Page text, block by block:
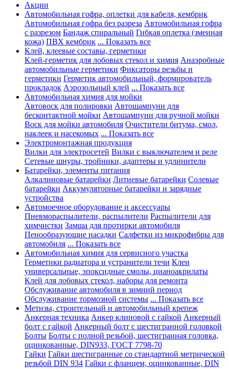
Акции
Автомобильная гофра, оплетки для кабеля, кембрик
Автомобильная гофра без разреза Автомобильная гофра
с разрезом Бандаж спиральный Гибкая оплетка (змеиная
кожа) ПВХ кембрик ... Показать все
Клей, клеевые составы, герметики
Клей-герметик для лобовых стекол и химия Анаэробные
автомобильные герметики Фиксаторы резьбы и
герметики Герметик автомобильный, формирователь
прокладок Аэрозольный клей ... Показать все
Автомобильная химия для мойки
Автовоск для полировки Автошампуни для
бесконтактной мойки Автошампуни для ручной мойки
Воск для мойки автомобиля Очистители битума, смол,
наклеек и насекомых ... Показать все
Электромонтажная продукция
Вилки для электросетей Вилки с выключателем и реле
Сетевые шнуры, тройники, адаптеры и удлинители
Батарейки, элементы питания
Алкалиновые батарейки Литиевые батарейки Солевые
батарейки Аккумуляторные батарейки и зарядные
устройства
Автомоечное оборудование и аксессуары
Пневмораспылители, распылители Распылители для
химчистки Замша для протирки автомобиля
Пенообразующие насадки Салфетки из микрофибры для
автомобиля ... Показать все
Автомобильная химия для сервисного участка
Герметики радиатора и устранители течи Клеи
универсальные, эпоксидные смолы, цианоакрилаты
Клей для лобовых стекол, наборы для ремонта
Обслуживание автомобиля в зимний период
Обслуживание тормозной системы ... Показать все
Метизы, строительный и автомобильный крепеж
Анкерная техника Анкер клиновой с гайкой Анкерный
болт с гайкой Анкерный болт с шестигранной головкой
Болты Болты с полной резьбой, шестигранная головка,
оцинкованные, DIN933, ГОСТ 7798-70
Гайки Гайки шестигранные со стандартной метрической
резьбой DIN 934 Гайки с фланцем, оцинкованные, DIN